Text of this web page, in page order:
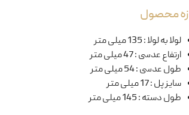
محصول
لولا به لولا:135 میلی متر
ارتفاع عدسی:47 میلی متر
طول عدسی:54 میلی متر
سایز پل:17 میلی متر
طول دسته:145 میلی متر